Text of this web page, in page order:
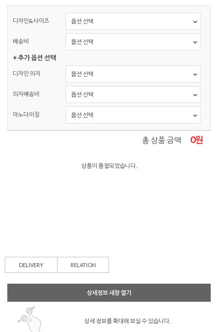
디자인&사이즈
배송비
+ 추가 옵션 선택
디자인 의자
의자배송비
아노다이징
총 상품 금액 0원
상품이 품절되었습니다.
DELIVERY RELATION
상세정보 새창 열기
상세 정보를 확대해 보실 수 있습니다.